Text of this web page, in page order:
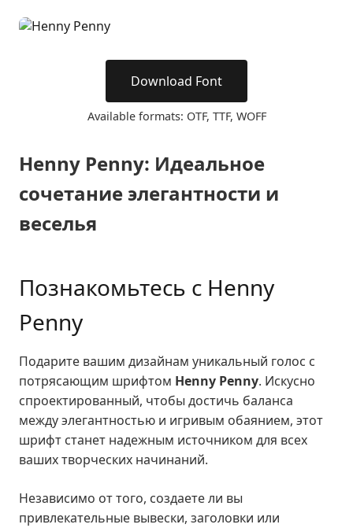
Download Font
Available formats: OTF, TTF, WOFF
Henny Penny: Идеальное
сочетание элегантности и
веселья
Познакомьтесь с Henny
Penny
Подарите вашим дизайнам уникальный голос с
потрясающим шрифтом Henny Penny. Искусно
спроектированный, чтобы достичь баланса
между элегантностью и игривым обаянием, этот
шрифт станет надежным источником для всех
ваших творческих начинаний.
Независимо от того, создаете ли вы
привлекательные вывески, заголовки или